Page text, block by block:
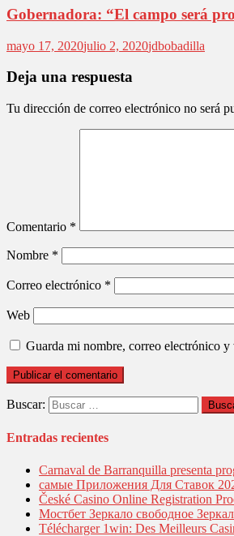
Gobernadora: “El campo será
mayo 17, 2020julio 2, 2020jdbobadilla
Deja una respuesta
Tu dirección de correo electrónico no será
Comentario *
Nombre *
Correo electrónico *
Web
Guarda mi nombre, correo electrónico y
Buscar:
Entradas recientes
Carnaval de Barranquilla presenta
самые Приложения Для Ставок
České Casino Online Registration
Мостбет Зеркало свободное
Télécharger 1win: Des Meilleurs